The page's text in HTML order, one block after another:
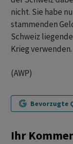
nicht. Sie habe
stammenden
Schweiz
Krieg verwenden.
(AWP)
Bevorzugte
Ihr